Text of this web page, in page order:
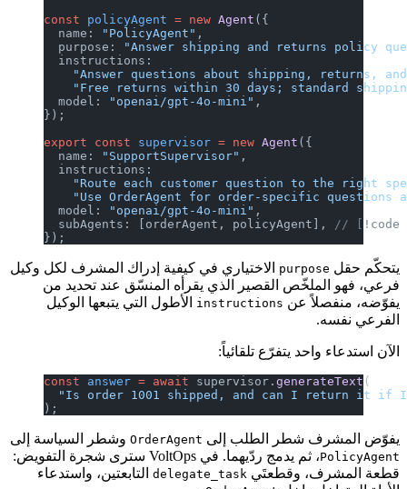
const policyAgent = new Agent ({
  name:
"PolicyAgent"
  purpose:
"Answer shipping and returns policy
  instructions:
"Answer questions about shipping, returns,
"Free returns within 30 days; standard
  model:
"openai/gpt-4o-mini"
});
export const supervisor = new Agent ({
  name:
"SupportSupervisor"
  instructions:
"Route each customer question to the right
"Use OrderAgent for order-specific
  model:
"openai/gpt-4o-mini"
  subAgents: [orderAgent, policyAgent],
//
});
يتحكّم حقل purposeالاختياري في كيفية إدراك المشرف لكل وكيل
فرعي، فهو الملخّص القصير الذي يقرأه المنسّق عند تحديد من
يفوّضه، منفصلاً عنinstructions الأطول التي يتبعها الوكيل
الفرعي نفسه.
الآن استدعاء واحد يتفرّع تلقائياً:
const answer = await supervisor.generateText
"Is order 1001 shipped, and can I return it if
);
يفوّض المشرف شطر الطلب إلى OrderAgent وشطر السياسة إلى
PolicyAgent
، ثم يدمج ردّيهما. في VoltOps سترى شجرة التفويض:
قطعة المشرف، وقطعتَي delegate_taskالتابعتين، واستدعاء